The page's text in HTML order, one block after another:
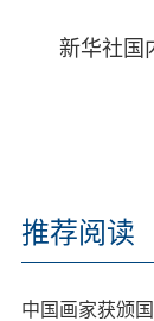
新华社国
推荐阅读
中国画家获颁